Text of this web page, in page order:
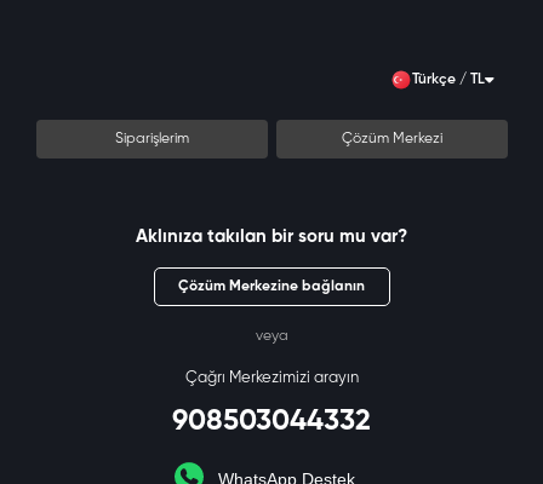
Türkçe / TL
Siparişlerim Çözüm Merkezi
Aklınıza takılan bir soru mu var?
Çözüm Merkezine bağlanın
veya
Çağrı Merkezimizi arayın
908503044332
WhatsApp Destek